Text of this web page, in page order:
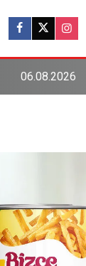
06.08.2026